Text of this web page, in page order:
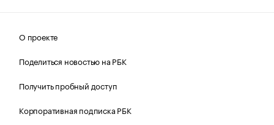
О проекте
Поделиться новостью на РБК
Получить пробный доступ
Корпоративная подписка РБК